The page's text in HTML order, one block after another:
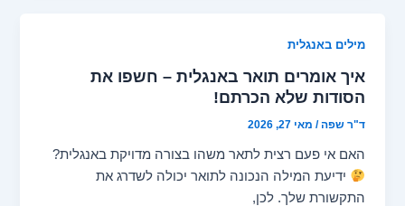
מילים באנגלית
איך אומרים תואר באנגלית – חשפו את
הסודות שלא הכרתם!
ד"ר שפה/ מאי 27, 2026
האם אי פעם רצית לתאר משהו בצורה מדויקת באנגלית?
ידיעת המילה הנכונה לתואר יכולה לשדרג את
התקשורת שלך. לכן,